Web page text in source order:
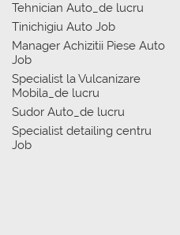
Tehnician Auto_de lucru
Tinichigiu Auto Job
Manager Achizitii Piese Auto
Job
Specialist la Vulcanizare
Mobila_de lucru
Sudor Auto_de lucru
Specialist detailing centru
Job